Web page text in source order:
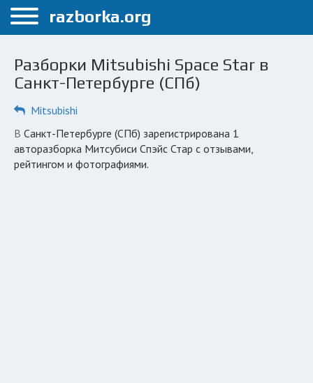
Меню
Санкт-Петербург
Автосервисы
Разборки Mitsubishi Space Star в
Санкт-Петербурге (СПб)
Mitsubishi
в Санкт-Петербурге (СПб) зарегистрирована 1
авторазборка Митсубиси Спэйс Стар с отзывами,
рейтингом и фотографиями.
razborka.org